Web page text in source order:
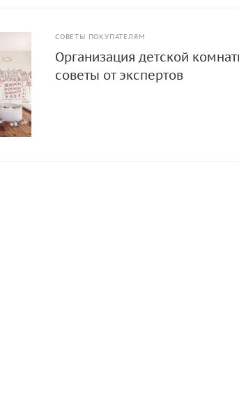
СОВЕТЫ ПОКУПАТЕЛЯМ
Организация детской
советы от экспертов